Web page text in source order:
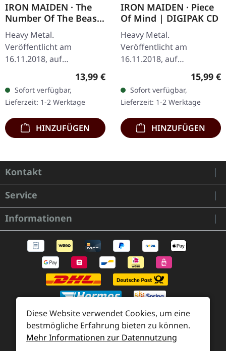
IRON MAIDEN · The
Number Of The Beast
(Remastered) |
DIGIPAK CD
Heavy Metal.
Veröffentlicht am
16.11.2018, auf
Parlophone Records. CD
im DigiPak. Album mit
Remaster. Als Iron Maiden
1982 "The Number Of The
Beast"…
Regulärer Preis:
13,99 €
Sofort verfügbar,
Lieferzeit: 1-2 Werktage
HINZUFÜGEN
IRON MAIDEN · Piece
Of Mind | DIGIPAK CD
Heavy Metal.
Veröffentlicht am
16.11.2018, auf
Parlophone Records.
Remastered, CD im
DigiPak. Iron Maidens
"Piece of Mind" ist ein
Zeugnis für den…
15,99 €
Sofort verfügbar,
Lieferzeit: 1-2 Werktage
HINZUFÜGEN
Kontakt
Service
Informationen
Zahlung und Versand
Diese Website verwendet Cookies, um eine
bestmögliche Erfahrung bieten zu können.
Mehr Informationen zur Datennutzung